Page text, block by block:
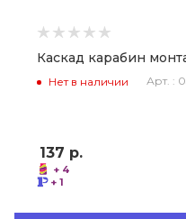
Каскад карабин
Нет в наличии Арт. :
137 р.
+ 4
+ 1